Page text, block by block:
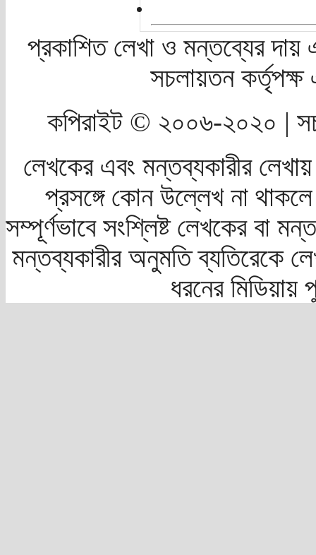
প্রকাশিত লেখা ও মন্তব্যের দায়
সচলায়তন
কপিরাইট © ২০০৬-২০২০ |
লেখকের এবং মন্তব্যকারীর
প্রসঙ্গে কোন উল্লেখ না
সম্পূর্ণভাবে সংশ্লিষ্ট লেখকের বা
মন্তব্যকারীর অনুমতি ব্যতিরেকে
ধরনের মিডিয়ায়